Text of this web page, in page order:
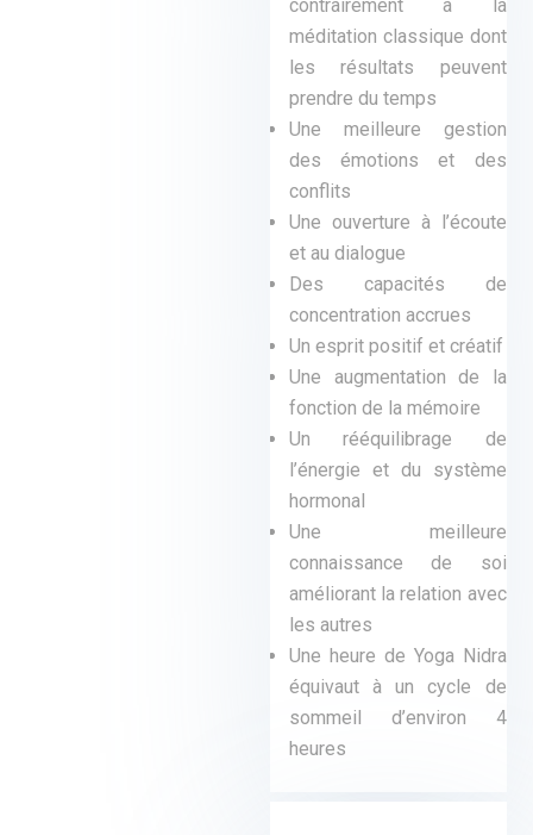
contrairement à la
méditation classique dont
les résultats peuvent
prendre du temps
Une meilleure gestion
des émotions et des
conflits
Une ouverture à l’écoute
et au dialogue
Des capacités de
concentration accrues
Un esprit positif et créatif
Une augmentation de la
fonction de la mémoire
Un rééquilibrage de
l’énergie et du système
hormonal
Une meilleure
connaissance de soi
améliorant la relation avec
les autres
Une heure de Yoga Nidra
équivaut à un cycle de
sommeil d’environ 4
heures